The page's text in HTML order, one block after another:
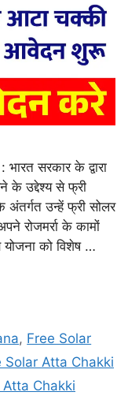
सरकार के द्वारा
के उद्देश्य से फ्री
उन्हें फ्री सोलर
रोजमर्रा के कामों
को विशेष …
, Free Solar
Solar Atta Chakki
Chakki